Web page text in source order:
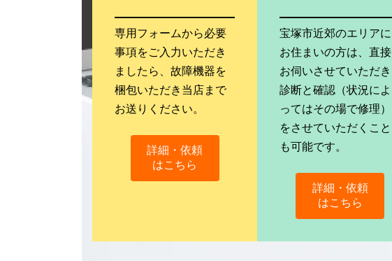
専用フォームから必要
事項をご入力いただき
ましたら、故障機器を
梱包いただき当店まで
お送りください。
詳細・依頼
はこちら
宝塚市近郊のエリアに
お住まいの方は、直接
お伺いさせていただき
診断と確認（状況によ
ってはその場で修理）
をさせていただくこと
も可能です。
詳細・依頼
はこちら